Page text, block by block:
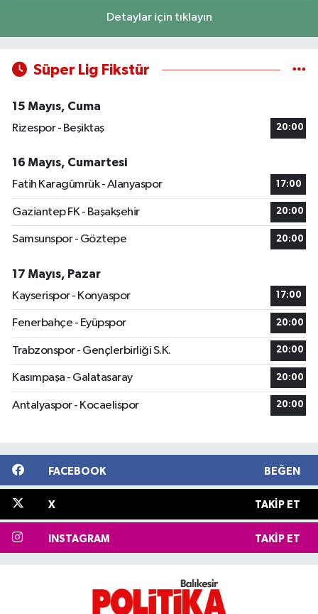
Detaylar için tıklayın
Süper Lig Fikstür
15 Mayıs, Cuma
Rizespor - Beşiktaş
20:00
16 Mayıs, Cumartesi
Fatih Karagümrük - Alanyaspor
17:00
Gaziantep FK - Başakşehir 20:00
Samsunspor - Göztepe 20:00
17 Mayıs, Pazar
Kayserispor - Konyaspor
17:00
Fenerbahçe - Eyüpspor 20:00
Trabzonspor - Gençlerbirliği S.K. 20:00
Kasımpaşa - Galatasaray 20:00
Antalyaspor - Kocaelispor 20:00
FACEBOOK BEĞEN
X TAKIP ET
INSTAGRAM TAKIP ET